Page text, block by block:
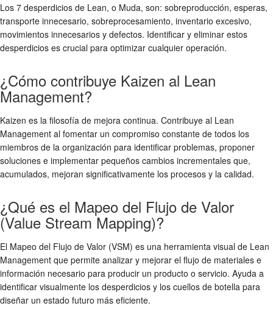
Los 7 desperdicios de Lean, o Muda, son: sobreproducción, esperas,
transporte innecesario, sobreprocesamiento, inventario excesivo,
movimientos innecesarios y defectos. Identificar y eliminar estos
desperdicios es crucial para optimizar cualquier operación.
¿Cómo contribuye Kaizen al Lean
Management?
Kaizen es la filosofía de mejora continua. Contribuye al Lean
Management al fomentar un compromiso constante de todos los
miembros de la organización para identificar problemas, proponer
soluciones e implementar pequeños cambios incrementales que,
acumulados, mejoran significativamente los procesos y la calidad.
¿Qué es el Mapeo del Flujo de Valor
(Value Stream Mapping)?
El Mapeo del Flujo de Valor (VSM) es una herramienta visual de Lean
Management que permite analizar y mejorar el flujo de materiales e
información necesario para producir un producto o servicio. Ayuda a
identificar visualmente los desperdicios y los cuellos de botella para
diseñar un estado futuro más eficiente.